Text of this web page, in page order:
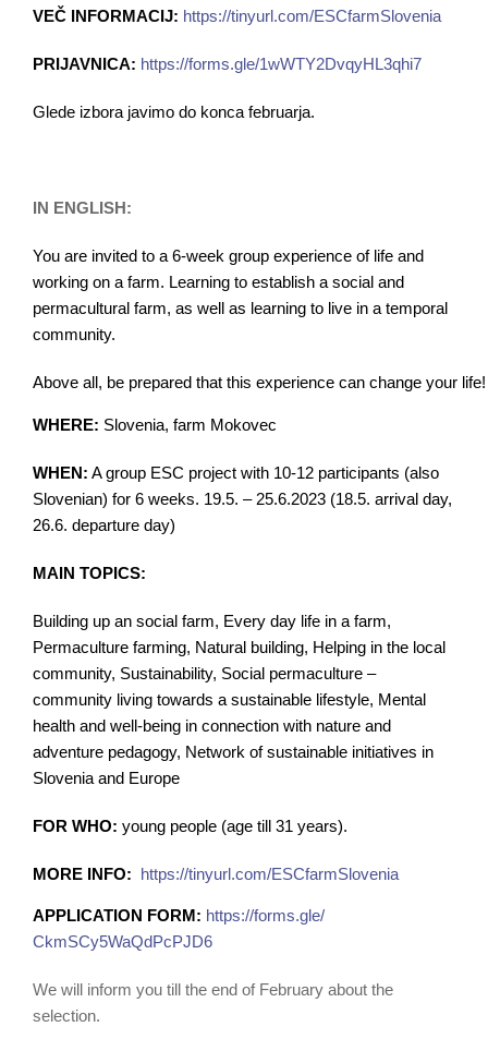
VEČ INFORMACIJ: https://tinyurl.com/ESCfarmSlovenia
PRIJAVNICA: https://forms.gle/1wWTY2DvqyHL3qhi7
Glede izbora javimo do konca februarja.
IN ENGLISH:
You are invited to a 6-week group experience of life and
working on a farm. Learning to establish a social and
permacultural farm, as well as learning to live in a temporal
community.
Above all, be prepared that this experience can change your life!
WHERE: Slovenia, farm Mokovec
WHEN: A group ESC project with 10-12 participants (also
Slovenian) for 6 weeks. 19.5. – 25.6.2023 (18.5. arrival day,
26.6. departure day)
MAIN TOPICS:
Building up an social farm, Every day life in a farm,
Permaculture farming, Natural building, Helping in the local
community, Sustainability, Social permaculture –
community living towards a sustainable lifestyle, Mental
health and well-being in connection with nature and
adventure pedagogy, Network of sustainable initiatives in
Slovenia and Europe
FOR WHO: young people (age till 31 years).
MORE INFO: https://tinyurl.com/ESCfarmSlovenia
APPLICATION FORM: https://forms.gle/
CkmSCy5WaQdPcPJD6
We will inform you till the end of February about the
selection.